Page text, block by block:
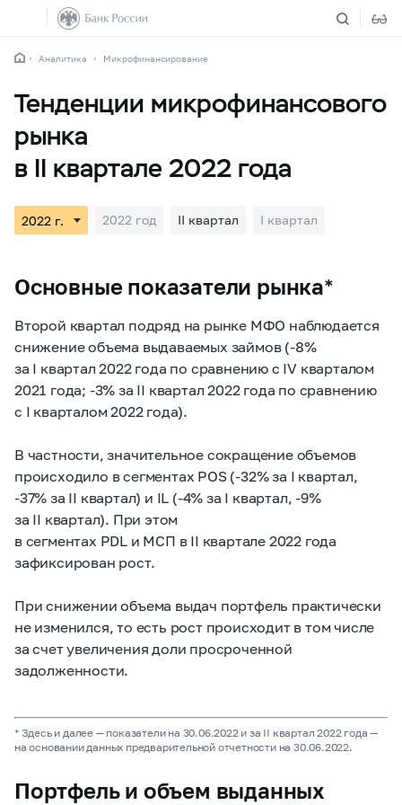
Аналитика Микрофинансирование
Тенденции микрофинансового
рынка
в II квартале 2022 года
2022 год II квартал I квартал
Основные показатели рынка*
Второй квартал подряд на рынке МФО наблюдается
снижение объема выдаваемых займов (-8%
за I квартал 2022 года по сравнению с IV кварталом
2021 года; -3% за II квартал 2022 года по сравнению
с I кварталом 2022 года).
В частности, значительное сокращение объемов
происходило в сегментах POS (-32% за I квартал,
-37% за II квартал) и IL (-4% за I квартал, -9%
за II квартал). При этом
в сегментах PDL и МСП в II квартале 2022 года
зафиксирован рост.
При снижении объема выдач портфель практически
не изменился, то есть рост происходит в том числе
за счет увеличения доли просроченной
задолженности.
* Здесь и далее — показатели на 30.06.2022 и за II квартал 2022 года —
на основании данных предварительной отчетности на 30.06.2022.
Портфель и объем выданных